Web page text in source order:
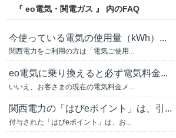
『 eo電気・関電ガス 』 内のFAQ
今使っている電気の使用量（kWh）...
関西電力をご利用の方は「電気ご使用...
eo電気に乗り換えると必ず電気料金...
いいえ、お客さまの現在の電気料金メ...
関西電力の「はぴeポイント」は、引...
付与された「はぴeポイント」は、お...